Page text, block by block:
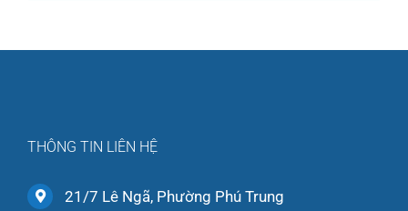
THÔNG TIN LIÊN HỆ
21/7 Lê Ngã, Phường Phú Trung